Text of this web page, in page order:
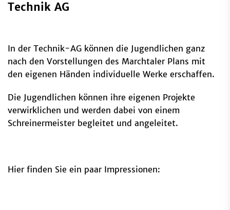
Technik AG
In der Technik-AG können die Jugendlichen ganz
nach den Vorstellungen des Marchtaler Plans mit
den eigenen Händen individuelle Werke erschaffen.
Die Jugendlichen können ihre eigenen Projekte
verwirklichen und werden dabei von einem
Schreinermeister begleitet und angeleitet.
Hier finden Sie ein paar Impressionen: